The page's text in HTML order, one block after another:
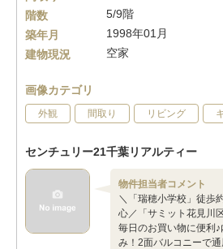
階数
5/9階
築年月
1998年01月
建物現況
空家
画像カテゴリ
外観 間取り リビング
センチュリー21千葉リアルティー
物件担当者コメント
＼「瑞穂小学校」徒歩
心／「サミット花見川
毎日のお買い物に便利
み！2面バルコニーで